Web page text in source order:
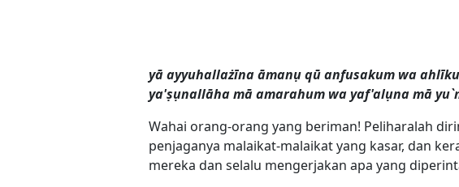
yā ayyuhallażīna āmanụ qū anfusakum wa
ya'ṣụnallāha mā amarahum wa yaf'alụna mā
Wahai orang-orang yang beriman! Peliharalah
penjaganya malaikat-malaikat yang kasar, dan
mereka dan selalu mengerjakan apa yang